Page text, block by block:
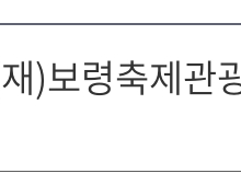
)보령축제관